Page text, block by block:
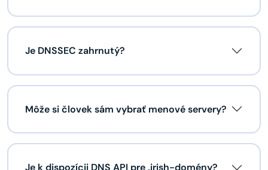
Je DNSSEC zahrnutý?
Môže si človek sám vybrať menové servery?